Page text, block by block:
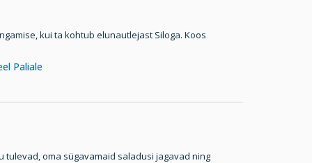
kui ta kohtub elunautlejast Siloga. Koos
Paliale
oma sügavamaid saladusi jagavad ning